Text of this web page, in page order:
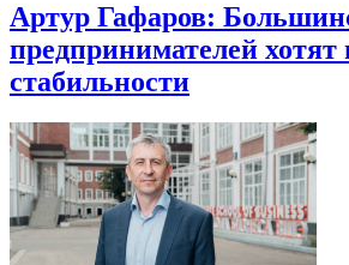
Артур Гафаров:
предпринимателей
стабильности